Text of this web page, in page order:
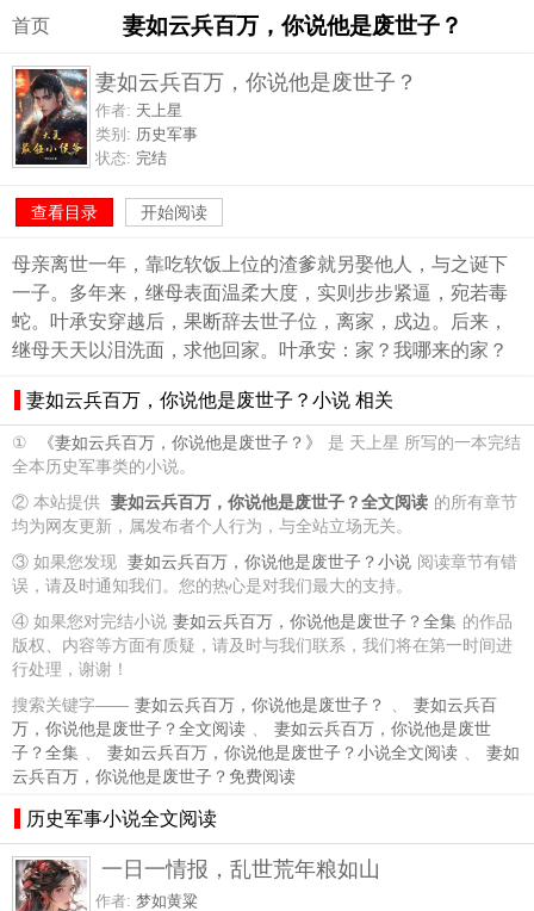
首页 妻如云兵百万，你说他是废世子？
妻如云兵百万，你说他是废世子？
作者: 天上星
类别: 历史军事
状态: 完结
查看目录 开始阅读
母亲离世一年，靠吃软饭上位的渣爹就另娶他人，与之诞下
一子。多年来，继母表面温柔大度，实则步步紧逼，宛若毒
蛇。叶承安穿越后，果断辞去世子位，离家，戍边。后来，
继母天天以泪洗面，求他回家。叶承安：家？我哪来的家？
妻如云兵百万，你说他是废世子？小说 相关
① 《妻如云兵百万，你说他是废世子？》
是 天上星 所写的一本完结
全本历史军事类的小说。
② 本站提供 妻如云兵百万，你说他是废世子？全文阅读 的所有章节
均为网友更新，属发布者个人行为，与全站立场无关。
③ 如果您发现 妻如云兵百万，你说他是废世子？小说 阅读章节有错
误，请及时通知我们。您的热心是对我们最大的支持。
④ 如果您对完结小说 妻如云兵百万，你说他是废世子？全集 的作品
版权、内容等方面有质疑，请及时与我们联系，我们将在第一时间进
行处理，谢谢！
搜索关键字—— 妻如云兵百万，你说他是废世子？ 、
妻如云兵百
万，你说他是废世子？全文阅读 、
妻如云兵百万，你说他是废世
子？全集 、 妻如云兵百万，你说他是废世子？小说全文阅读 、
妻如
云兵百万，你说他是废世子？免费阅读
历史军事小说全文阅读
一日一情报，乱世荒年粮如山
作者: 梦如黄粱